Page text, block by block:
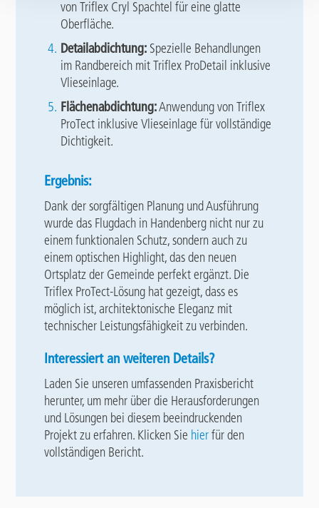
von Triflex Cryl Spachtel für eine glatte
Oberfläche.
Detailabdichtung: Spezielle Behandlungen
im Randbereich mit Triflex ProDetail inklusive
Vlieseinlage.
Flächenabdichtung:Anwendung von Triflex
ProTect inklusive Vlieseinlage für vollständige
Dichtigkeit.
Ergebnis:
Dank der sorgfältigen Planung und Ausführung
wurde das Flugdach in Handenberg nicht nur zu
einem funktionalen Schutz, sondern auch zu
einem optischen Highlight, das den neuen
Ortsplatz der Gemeinde perfekt ergänzt. Die
Triflex ProTect-Lösung hat gezeigt, dass es
möglich ist, architektonische Eleganz mit
technischer Leistungsfähigkeit zu verbinden.
Interessiert an weiteren Details?
Laden Sie unseren umfassenden Praxisbericht
herunter, um mehr über die Herausforderungen
und Lösungen bei diesem beeindruckenden
Projekt zu erfahren. Klicken Sie hierfür den
vollständigen Bericht.